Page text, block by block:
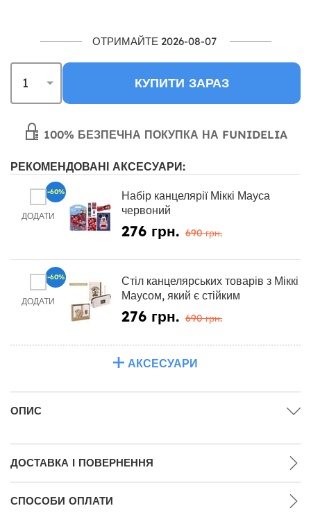
ОТРИМАЙТЕ 2026-08-07
КУПИТИ ЗАРАЗ
100% БЕЗПЕЧНА ПОКУПКА НА FUNIDELIA
РЕКОМЕНДОВАНІ АКСЕСУАРИ:
ДОДАТИ
Набір канцелярії Міккі Мауса
червоний
276 грн. 690 грн.
-60%
ДОДАТИ
Стіл канцелярських товарів з Міккі
Маусом, який є стійким
276 грн. 690 грн.
-60%
АКСЕСУАРИ
ОПИС
ДОСТАВКА І ПОВЕРНЕННЯ
СПОСОБИ ОПЛАТИ